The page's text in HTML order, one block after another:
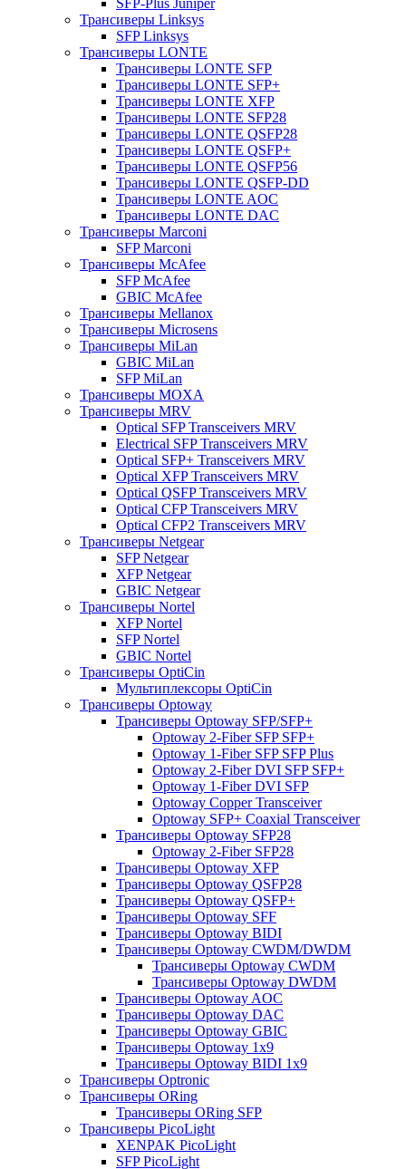
SFP-Plus Juniper
Трансиверы Linksys
SFP Linksys
Трансиверы LONTE
Трансиверы LONTE SFP
Трансиверы LONTE SFP+
Трансиверы LONTE XFP
Трансиверы LONTE SFP28
Трансиверы LONTE QSFP28
Трансиверы LONTE QSFP+
Трансиверы LONTE QSFP56
Трансиверы LONTE QSFP-DD
Трансиверы LONTE AOC
Трансиверы LONTE DAC
Трансиверы Marconi
SFP Marconi
Трансиверы McAfee
SFP McAfee
GBIC McAfee
Трансиверы Mellanox
Трансиверы Microsens
Трансиверы MiLan
GBIC MiLan
SFP MiLan
Трансиверы MOXA
Трансиверы MRV
Optical SFP Transceivers MRV
Electrical SFP Transceivers MRV
Optical SFP+ Transceivers MRV
Optical XFP Transceivers MRV
Optical QSFP Transceivers MRV
Optical CFP Transceivers MRV
Optical CFP2 Transceivers MRV
Трансиверы Netgear
SFP Netgear
XFP Netgear
GBIC Netgear
Трансиверы Nortel
XFP Nortel
SFP Nortel
GBIC Nortel
Трансиверы OptiCin
Мультиплексоры OptiCin
Трансиверы Optoway
Трансиверы Optoway SFP/SFP+
Optoway 2-Fiber SFP SFP+
Optoway 1-Fiber SFP SFP Plus
Optoway 2-Fiber DVI SFP SFP+
Optoway 1-Fiber DVI SFP
Optoway Copper Transceiver
Optoway SFP+ Coaxial Transceiver
Трансиверы Optoway SFP28
Optoway 2-Fiber SFP28
Трансиверы Optoway XFP
Трансиверы Optoway QSFP28
Трансиверы Optoway QSFP+
Трансиверы Optoway SFF
Трансиверы Optoway BIDI
Трансиверы Optoway CWDM/DWDM
Трансиверы Optoway CWDM
Трансиверы Optoway DWDM
Трансиверы Optoway AOC
Трансиверы Optoway DAC
Трансиверы Optoway GBIC
Трансиверы Optoway 1х9
Трансиверы Optoway BIDI 1x9
Трансиверы Optronic
Трансиверы ORing
Трансиверы ORing SFP
Трансиверы PicoLight
XENPAK PicoLight
SFP PicoLight